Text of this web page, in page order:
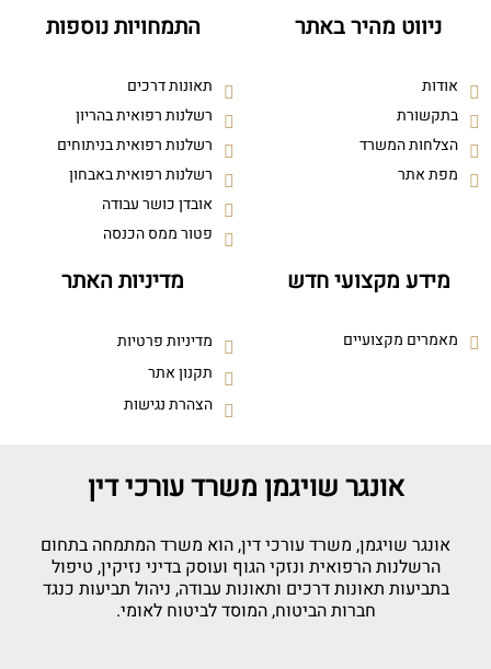
ניווט מהיר באתר
אודות
בתקשורת
הצלחות המשרד
מפת אתר
התמחויות נוספות
תאונות דרכים
רשלנות רפואית בהריון
רשלנות רפואית בניתוחים
רשלנות רפואית באבחון
אובדן כושר עבודה
פטור ממס הכנסה
מידע מקצועי חדש
מאמרים מקצועיים
מדיניות האתר
מדיניות פרטיות
תקנון אתר
הצהרת נגישות
אונגר שויגמן משרד עורכי דין
אונגר שויגמן, משרד עורכי דין, הוא משרד המתמחה בתחום
הרשלנות הרפואית ונזקי הגוף ועוסק בדיני נזיקין, טיפול
בתביעות תאונות דרכים ותאונות עבודה, ניהול תביעות כנגד
חברות הביטוח, המוסד לביטוח לאומי.